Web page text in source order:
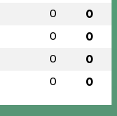
0 0
0 0
0 0
0 0